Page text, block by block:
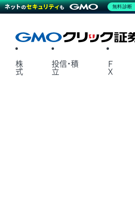
株
式
投信・積
立
Ｆ
Ｘ
無料診断